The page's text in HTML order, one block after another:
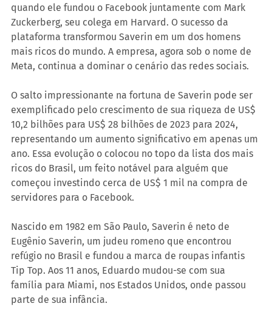
quando ele fundou o Facebook juntamente com Mark
Zuckerberg, seu colega em Harvard. O sucesso da
plataforma transformou Saverin em um dos homens
mais ricos do mundo. A empresa, agora sob o nome de
Meta, continua a dominar o cenário das redes sociais.
O salto impressionante na fortuna de Saverin pode ser
exemplificado pelo crescimento de sua riqueza de US$
10,2 bilhões para US$ 28 bilhões de 2023 para 2024,
representando um aumento significativo em apenas um
ano. Essa evolução o colocou no topo da lista dos mais
ricos do Brasil, um feito notável para alguém que
começou investindo cerca de US$ 1 mil na compra de
servidores para o Facebook.
Nascido em 1982 em São Paulo, Saverin é neto de
Eugênio Saverin, um judeu romeno que encontrou
refúgio no Brasil e fundou a marca de roupas infantis
Tip Top. Aos 11 anos, Eduardo mudou-se com sua
família para Miami, nos Estados Unidos, onde passou
parte de sua infância.